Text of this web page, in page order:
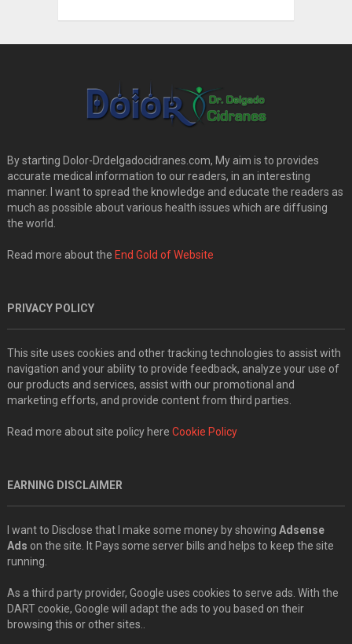
By starting Dolor-Drdelgadocidranes.com, My aim is to provides
accurate medical information to our readers, in an interesting
manner. I want to spread the knowledge and educate the readers as
much as possible about various health issues which are diffusing
the world.
Read more about the End Gold of Website
PRIVACY POLICY
This site uses cookies and other tracking technologies to assist with
navigation and your ability to provide feedback, analyze your use of
our products and services, assist with our promotional and
marketing efforts, and provide content from third parties.
Read more about site policy here Cookie Policy
EARNING DISCLAIMER
I want to Disclose that I make some money by showing Adsense
Ads on the site. It Pays some server bills and helps to keep the site
running.
As a third party provider, Google uses cookies to serve ads. With the
DART cookie, Google will adapt the ads to you based on their
browsing this or other sites..